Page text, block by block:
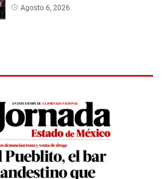
Agosto 6, 2026